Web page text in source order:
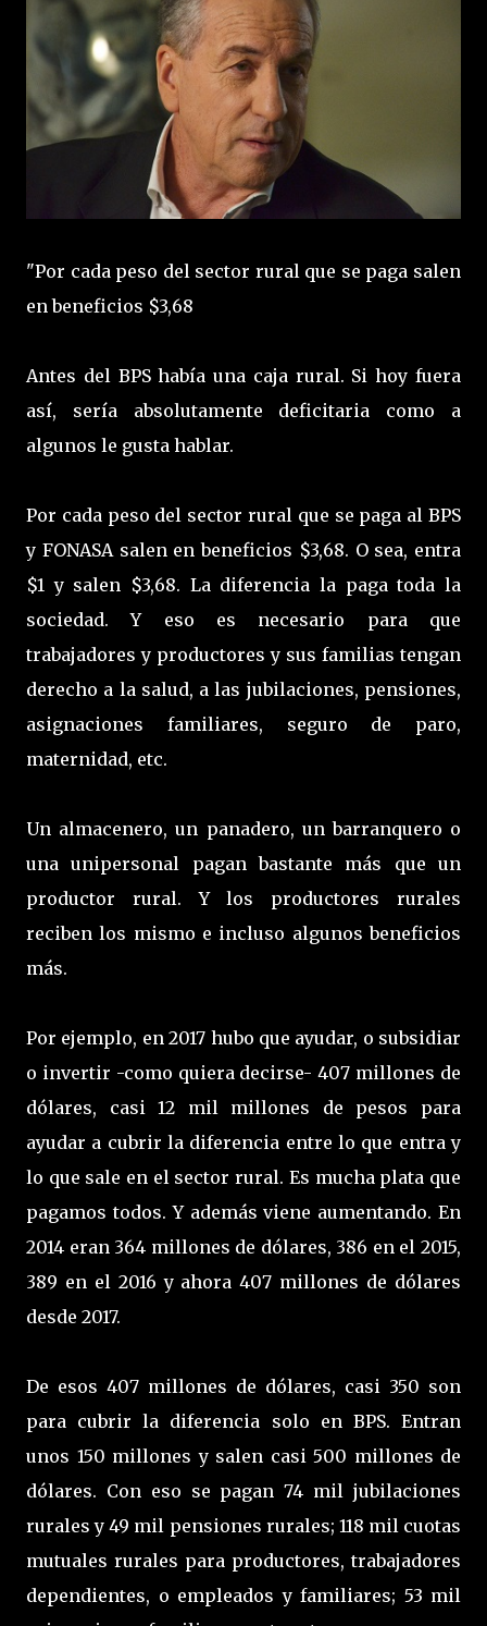
"Por cada peso del sector rural que se paga salen
en beneficios $3,68
Antes del BPS había una caja rural. Si hoy fuera
así, sería absolutamente deficitaria como a
algunos le gusta hablar.
Por cada peso del sector rural que se paga al BPS
y FONASA salen en beneficios $3,68. O sea, entra
$1 y salen $3,68. La diferencia la paga toda la
sociedad. Y eso es necesario para que
trabajadores y productores y sus familias tengan
derecho a la salud, a las jubilaciones, pensiones,
asignaciones familiares, seguro de paro,
maternidad, etc.
Un almacenero, un panadero, un barranquero o
una unipersonal pagan bastante más que un
productor rural. Y los productores rurales
reciben los mismo e incluso algunos beneficios
más.
Por ejemplo, en 2017 hubo que ayudar, o subsidiar
o invertir -como quiera decirse- 407 millones de
dólares, casi 12 mil millones de pesos para
ayudar a cubrir la diferencia entre lo que entra y
lo que sale en el sector rural. Es mucha plata que
pagamos todos. Y además viene aumentando. En
2014 eran 364 millones de dólares, 386 en el 2015,
389 en el 2016 y ahora 407 millones de dólares
desde 2017.
De esos 407 millones de dólares, casi 350 son
para cubrir la diferencia solo en BPS. Entran
unos 150 millones y salen casi 500 millones de
dólares. Con eso se pagan 74 mil jubilaciones
rurales y 49 mil pensiones rurales; 118 mil cuotas
mutuales rurales para productores, trabajadores
dependientes, o empleados y familiares; 53 mil